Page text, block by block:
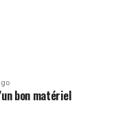
bon matériel